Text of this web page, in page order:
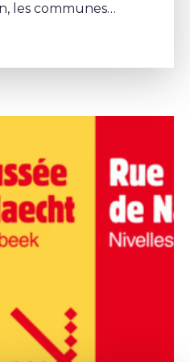
les communes
Lorenzino mise sur la
cito